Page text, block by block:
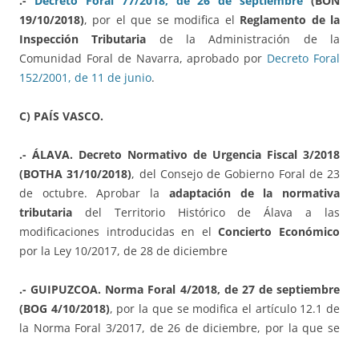
19/10/2018), por el que se modifica el Reglamento de la
Inspección Tributaria de la Administración de la
Comunidad Foral de Navarra, aprobado por Decreto Foral
152/2001, de 11 de junio.
C) PAÍS VASCO.
.- ÁLAVA. Decreto Normativo de Urgencia Fiscal 3/2018
(BOTHA 31/10/2018), del Consejo de Gobierno Foral de 23
de octubre. Aprobar la adaptación de la normativa
tributaria del Territorio Histórico de Álava a las
modificaciones introducidas en elConcierto Económico
por la Ley 10/2017, de 28 de diciembre
.- GUIPUZCOA. Norma Foral 4/2018, de 27 de septiembre
(BOG 4/10/2018), por la que se modifica el artículo 12.1 de
la Norma Foral 3/2017, de 26 de diciembre, por la que se